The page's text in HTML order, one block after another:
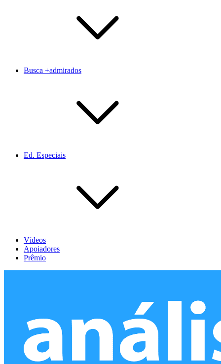
Busca +admirados
Ed. Especiais
Vídeos
Apoiadores
Prêmio